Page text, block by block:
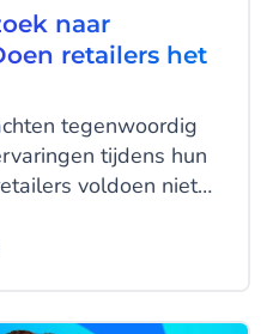
naar
retailers het
tegenwoordig
tijdens hun
voldoen niet
door CM.com werpt